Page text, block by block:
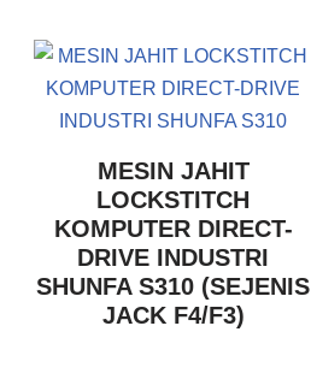
MESIN JAHIT
LOCKSTITCH
KOMPUTER DIRECT-
DRIVE INDUSTRI
SHUNFA S310 (SEJENIS
JACK F4/F3)